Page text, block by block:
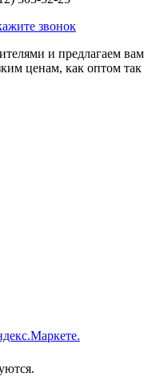
звонок
и предлагаем вам
ценам, как оптом так